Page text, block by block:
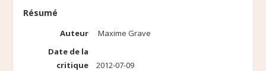
Résumé
Auteur
Maxime Grave
Date de la
critique
2012-07-09